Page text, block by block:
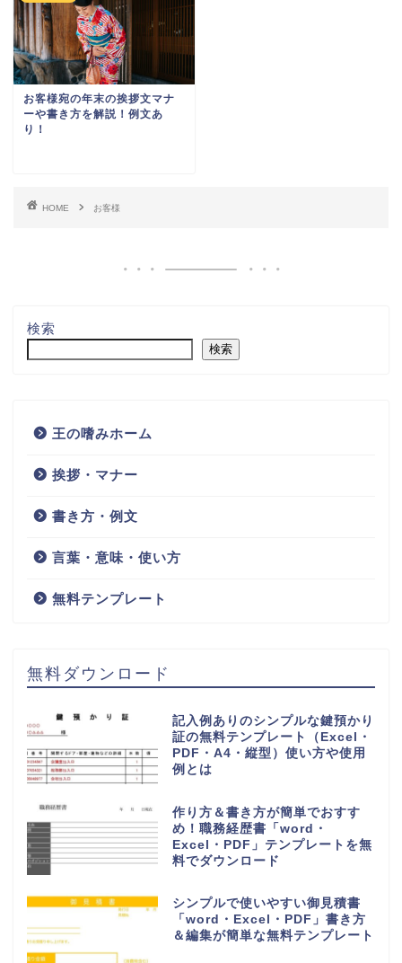
お客様宛の年末の挨拶文マナ
ーや書き方を解説！例文あ
り！
HOME お客様
検索
検索
王の嗜みホーム
挨拶・マナー
書き方・例文
言葉・意味・使い方
無料テンプレート
無料ダウンロード
記入例ありのシンプルな鍵預かり
証の無料テンプレート（Excel・
PDF・A4・縦型）使い方や使用
例とは
作り方＆書き方が簡単でおすす
め！職務経歴書「word・
Excel・PDF」テンプレートを無
料でダウンロード
シンプルで使いやすい御見積書
「word・Excel・PDF」書き方
＆編集が簡単な無料テンプレート